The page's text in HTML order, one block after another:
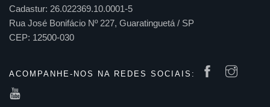
Cadastur: 26.022369.10.0001-5
Rua José Bonifácio Nº 227, Guaratinguetá / SP
CEP: 12500-030
ACOMPANHE-NOS NA REDES SOCIAIS: